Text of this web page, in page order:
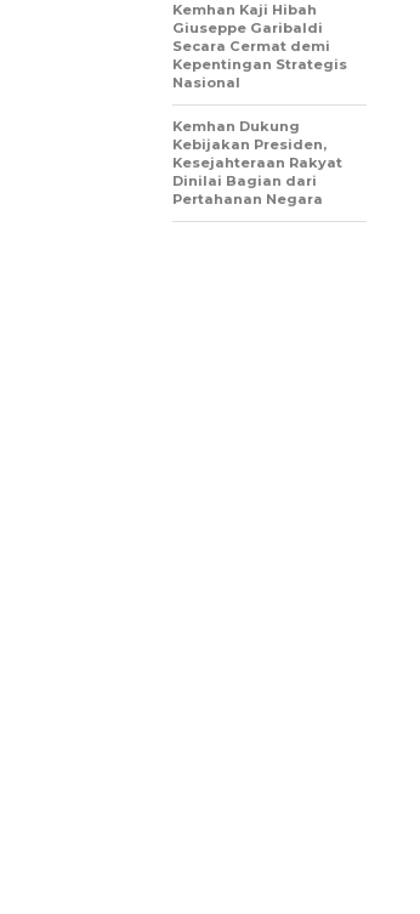
Kemhan Kaji Hibah
Giuseppe Garibaldi
Secara Cermat demi
Kepentingan Strategis
Nasional
Kemhan Dukung
Kebijakan Presiden,
Kesejahteraan Rakyat
Dinilai Bagian dari
Pertahanan Negara